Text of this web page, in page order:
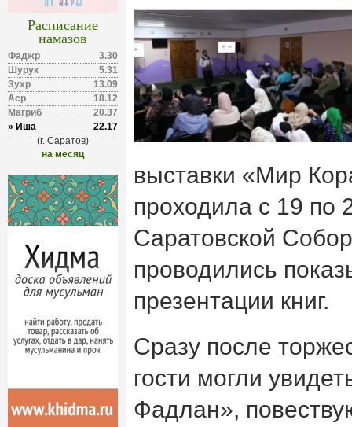
Расписание
намазов
Фаджр
3.30
Шурук
5.31
Зухр
13.09
Аср
18.12
Магриб
20.37
» Иша
22.17
(г. Саратов)
на месяц
выставки «Мир
проходила с 19 по
Саратовской
проводились
презентации книг.
Сразу после
гости могли
Фадлан»,